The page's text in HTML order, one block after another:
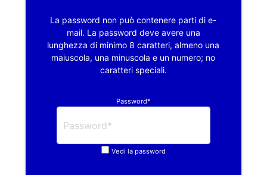
La password non può contenere parti di e-
mail. La password deve avere una
lunghezza di minimo 8 caratteri, almeno una
maiuscola, una minuscola e un numero; no
caratteri speciali.
Password*
Vedi la password